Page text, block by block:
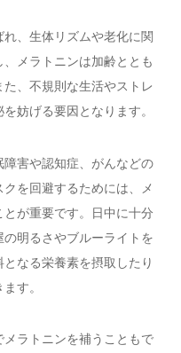
、生体リズムや老化に関
メラトニンは加齢ととも
、不規則な生活やストレ
妨げる要因となります。
障害や認知症、がんなどの
を回避するためには、メ
が重要です。日中に十分
明るさやブルーライトを
なる栄養素を摂取したり
す。
ラトニンを補うこともで